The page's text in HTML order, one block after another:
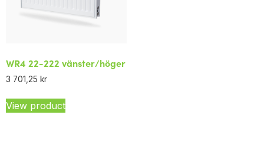
WR4 22-222 vänster/höger
3 701,25 kr
View product